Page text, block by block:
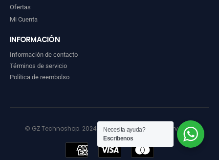
Ofertas
Mi Cuenta
INFORMACIÓN
Información de contacto
Términos de servicio
Política de reembolso
© GZ Technoshop. 2024. Todos los derechos reservados
Necesita ayuda?
Escribenos